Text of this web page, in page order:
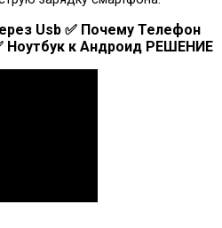
Usb ✅ Почему Телефон
Ноутбук к Андроид РЕШЕНИЕ